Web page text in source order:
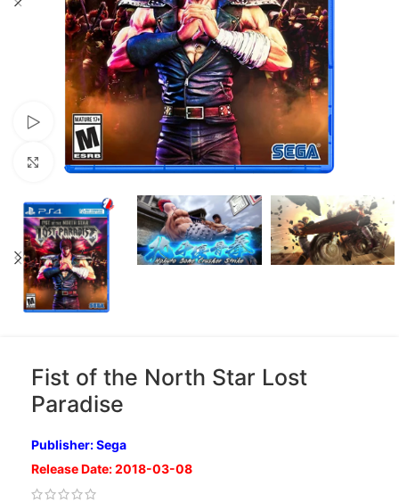
Xem video
Nhấp để phóng to
Fist of the North Star Lost
Paradise
Publisher: Sega
Release Date: 2018-03-08